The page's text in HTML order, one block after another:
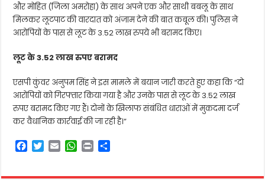
और मोहित (जिला अमरोहा) के साथ अपने एक और साथी बबलू के साथ
मिलकर लूटपाट की वारदात को अंजाम देने की बात कबूल की। पुलिस ने
आरोपियों के पास से लूट के 3.52 लाख रुपये भी बरामद किए।
लूट के 3.52 लाख रुपए बरामद
एसपी कुंवर अनुपम सिंह ने इस मामले में बयान जारी करते हुए कहा कि “दो
आरोपियों को गिरफ्तार किया गया है और उनके पास से लूट के 3.52 लाख
रुपए बरामद किए गए हैं। दोनों के खिलाफ संबंधित धाराओं में मुकदमा दर्ज
कर वैधानिक कार्रवाई की जा रही है।”
F
e
T
t
E
i
W
t
P
n
r